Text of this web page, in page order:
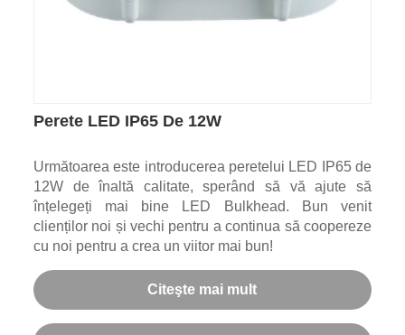
Perete LED IP65 De 12W
Următoarea este introducerea peretelui LED IP65 de
12W de înaltă calitate, sperând să vă ajute să
înțelegeți mai bine LED Bulkhead. Bun venit
clienților noi și vechi pentru a continua să coopereze
cu noi pentru a crea un viitor mai bun!
Citeşte mai mult